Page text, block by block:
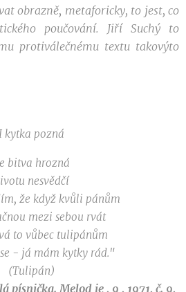
obrazně, metaforicky, to jest,co
poučování. Jiří Suchý to
protiválečnému textu takovýto
kytka pozná
bitva hrozná
nesvědčí
že když kvůli pánům
mezi sebou rvát
to vůbec tulipánům
- já mám kytky rád."
(Tulipán)
písnička. Melod ie , 9 , 1971, č. 9,